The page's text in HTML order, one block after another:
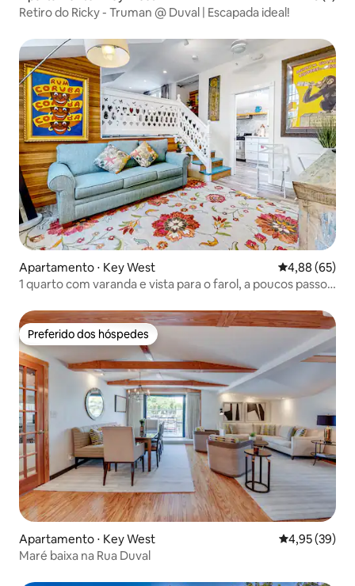
Retiro do Ricky - Truman @ Duval | Escapada ideal!
Apartamento ⋅ Key West 4,88 de uma
4,88 (65)
1 quarto com varanda e vista para o farol, a poucos passos
Preferido dos hóspedes
Preferido dos hóspedes
Apartamento ⋅ Key West 4,95 de uma
4,95 (39)
Maré baixa na Rua Duval